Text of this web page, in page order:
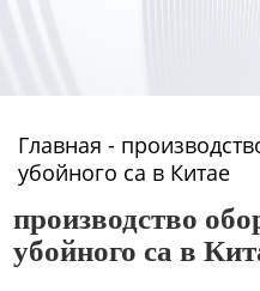
Главная -
убойного са в Китае
производство
убойного са в